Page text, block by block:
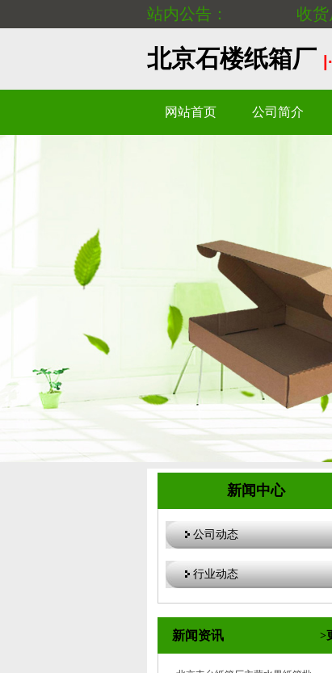
站内公告： 收货
北京石楼纸箱厂
网站首页 公司简介
新闻中心
公司动态
行业动态
新闻资讯 >